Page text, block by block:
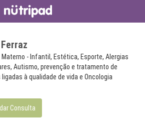
Materno - Infantil, Estética, Esporte, Alergias
Autismo, prevenção e tratamento de
à qualidade de vida e Oncologia
Consulta